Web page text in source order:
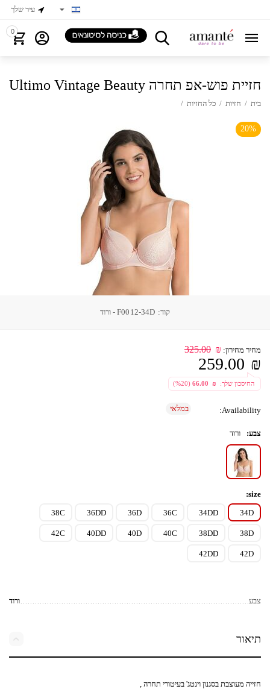
עיר שלך
0
Ultimo Vintage Beauty חזיית פוש-אפ תחרה
בית / חזיות / כל החזיות /
קוד: F0012-34D - ורוד
מחיר מחירון: 325.00 ₪
259.00 ₪
החיסכון שלך: 66.00 ₪
(
20
%)
Availability: במלאי
צבע: ורוד
size:
34D
34DD
36C
36D
36DD
38C
38D
38DD
40C
40D
40DD
42C
42D
42DD
צבע ורוד
תיאור
חזייה מעוצבת בסגנון וינטג' בעיטורי תחרה ,